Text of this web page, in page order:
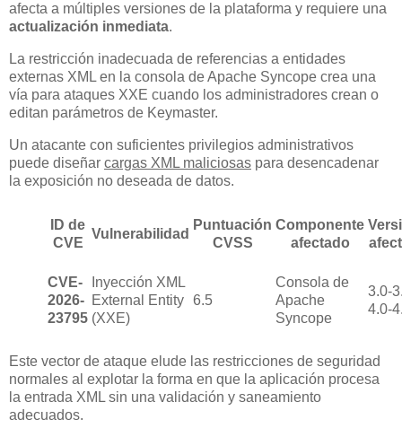
afecta a múltiples versiones de la plataforma y requiere una
actualización inmediata.
La restricción inadecuada de referencias a entidades
externas XML en la consola de Apache Syncope crea una
vía para ataques XXE cuando los administradores crean o
editan parámetros de Keymaster.
Un atacante con suficientes privilegios administrativos
puede diseñar cargas XML maliciosas para desencadenar
la exposición no deseada de datos.
ID de
CVE
Vulnerabilidad
Puntuación
CVSS
Componente
afectado
CVE-
2026-
23795
Inyección XML
External Entity
(XXE)
6.5
Consola de
Apache
Syncope
3.0-
4.0-
Este vector de ataque elude las restricciones de seguridad
normales al explotar la forma en que la aplicación procesa
la entrada XML sin una validación y saneamiento
adecuados.